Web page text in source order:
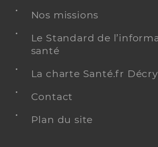
Nos missions
Le Standard de
santé
La charte Santé.fr
Contact
Plan du site